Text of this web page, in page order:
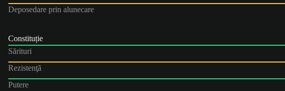
Deposedare prin alunecare
Constituție
Sărituri
Rezistenţă
Putere